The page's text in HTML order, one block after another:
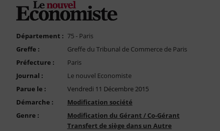
Nous Contacter
Département : 75 - Paris
Greffe :
Greffe du Tribunal de Commerce de Paris
Préfecture :
Paris
Journal :
Le nouvel Economiste
Parue le :
Vendredi 11 Décembre 2015
Démarche :
Modification société
Genre :
Modification du Gérant / Co-Gérant
Transfert de siège dans un Autre